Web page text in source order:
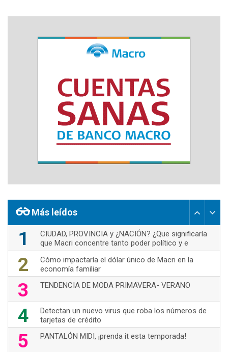
Más leídos
1
CIUDAD, PROVINCIA y ¿NACIÓN? ¿Que significaría
que Macri concentre tanto poder político y e
2
Cómo impactaría el dólar único de Macri en la
economía familiar
3 TENDENCIA DE MODA PRIMAVERA- VERANO
4
Detectan un nuevo virus que roba los números de
tarjetas de crédito
5 PANTALÓN MIDI, ¡prenda it esta temporada!